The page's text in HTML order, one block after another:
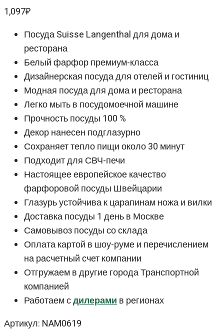
1,097₽
Посуда Suisse Langenthal для дома и
ресторана
Белый фарфор премиум-класса
Дизайнерская посуда для отелей и гостиниц
Модная посуда для дома и ресторана
Легко мыть в посудомоечной машине
Прочность посуды 100 %
Декор нанесен подглазурно
Сохраняет тепло пищи около 30 минут
Подходит для СВЧ-печи
Настоящее европейское качество
фарфоровой посуды Швейцарии
Глазурь устойчива к царапинам ножа и вилки
Доставка посуды 1 день в Москве
Самовывоз посуды со склада
Оплата картой в шоу-руме и перечислением
на расчетный счет компании
Отгружаем в другие города Транспортной
компанией
Работаем сдилерамив регионах
Артикул: NAM0619